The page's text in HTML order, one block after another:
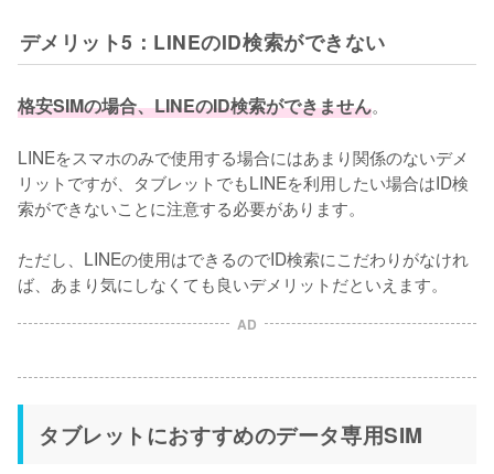
デメリット5：LINEのID検索ができない
格安SIMの場合、LINEのID検索ができません。
LINEをスマホのみで使用する場合にはあまり関係のないデメ
リットですが、タブレットでもLINEを利用したい場合はID検
索ができないことに注意する必要があります。
ただし、LINEの使用はできるのでID検索にこだわりがなけれ
ば、あまり気にしなくても良いデメリットだといえます。
AD
タブレットにおすすめのデータ専用SIM